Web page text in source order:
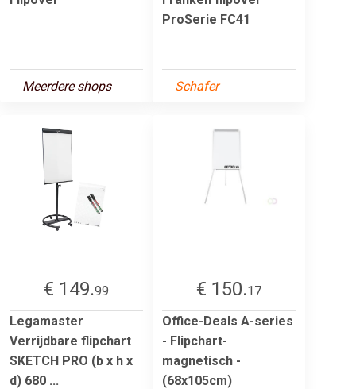
Meerdere shops
ProSerie FC41
Schafer
€ 149.99
Legamaster
Verrijdbare flipchart
SKETCH PRO (b x h x
d) 680 ...
€ 150.17
Office-Deals A-series
- Flipchart-
magnetisch -
(68x105cm)